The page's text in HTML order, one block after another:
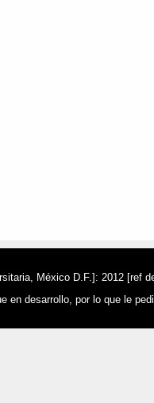
México D.F.]: 2012 [ref
en desarrollo, por lo que le